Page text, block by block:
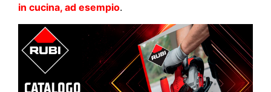
in cucina, ad esempio.